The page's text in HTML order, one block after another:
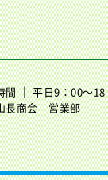
間 ｜ 平日9：00〜
長商会 営業部